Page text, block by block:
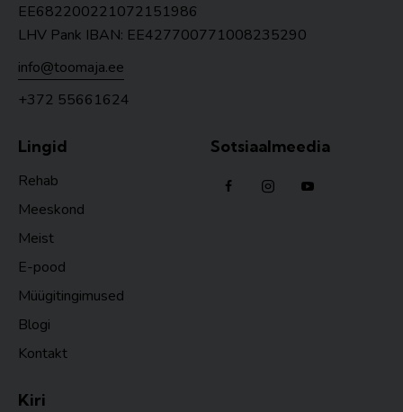
EE682200221072151986
LHV Pank IBAN: EE427700771008235290
info@toomaja.ee
+372 55661624
Lingid
Rehab
Meeskond
Meist
E-pood
Müügitingimused
Blogi
Kontakt
Sotsiaalmeedia
Kiri